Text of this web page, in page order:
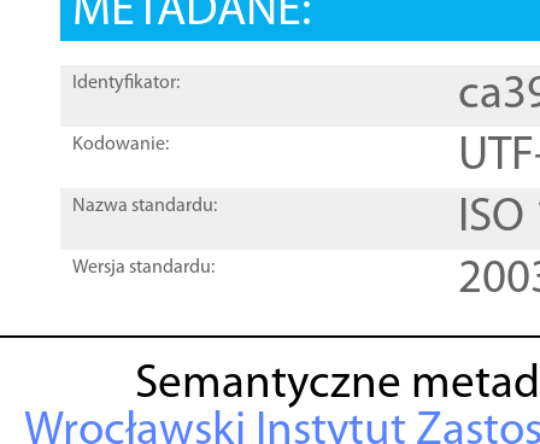
METADANE:
Identyfikator:
Kodowanie:
Nazwa standardu:
Wersja standardu:
Semantyczne
Wrocławski Instytut